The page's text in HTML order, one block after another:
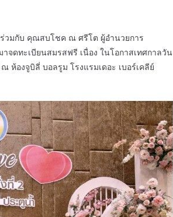
วมกับ คุณสบโชค ณ ศรีโต ผู้อำนวยการ
จดทะเบียนสมรสฟรี เนื่อง ในโอกาสเทศกาลวัน
ห้องจูบิลี่ บอลรูม โรงแรมเดอะ เบอร์เคลีย์